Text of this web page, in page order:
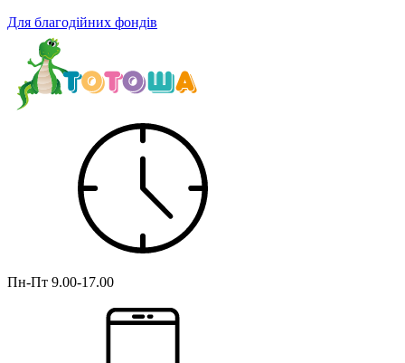
Для благодійних фондів
Пн-Пт 9.00-17.00